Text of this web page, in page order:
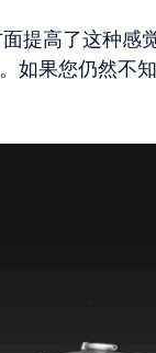
提高了这种感
如果您仍然不